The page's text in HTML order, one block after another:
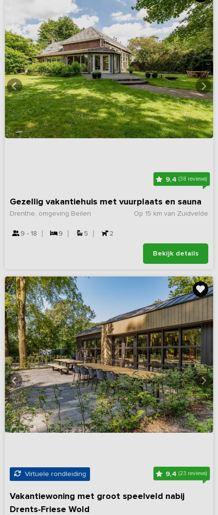
9,4 (38 reviews)
Gezellig vakantiehuis met vuurplaats en sauna
Op 15 km van Zuidvelde
Drenthe, omgeving Beilen
9 - 18 9 5 2
Bekijk details
Virtuele rondleiding 9,4 (23 reviews)
Vakantiewoning met groot speelveld nabij
Drents-Friese Wold